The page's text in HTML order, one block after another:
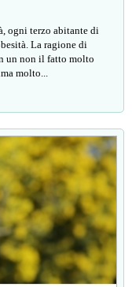
ogni terzo abitante di
La ragione di
un non il fatto molto
molto...